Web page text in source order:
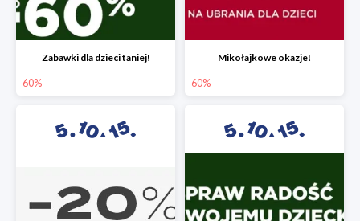
Zabawki dla dzieci taniej!
60%
Mikołajkowe okazje!
60%